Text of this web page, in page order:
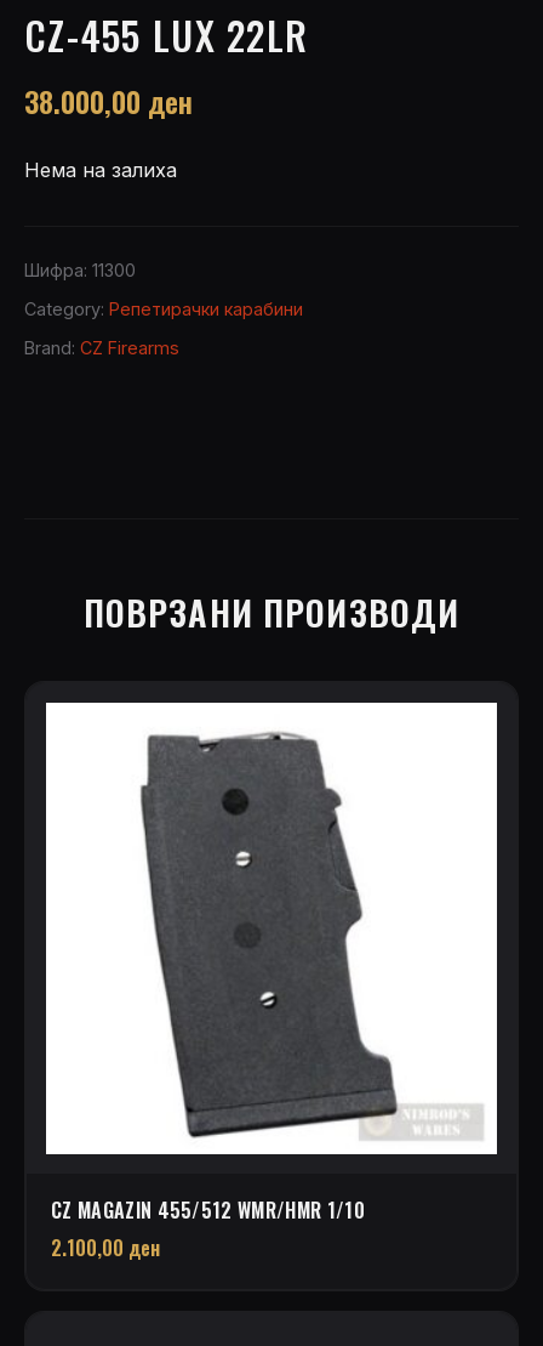
CZ-455 LUX 22LR
38.000,00 ден
Нема на залиха
Шифра: 11300
Category: Репетирачки карабини
Brand: CZ Firearms
ПОВРЗАНИ ПРОИЗВОДИ
CZ MAGAZIN 455/512 WMR/HMR 1/10
2.100,00 ден